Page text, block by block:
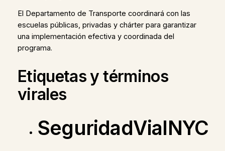
El Departamento de Transporte coordinará con las
escuelas públicas, privadas y chárter para garantizar
una implementación efectiva y coordinada del
programa.
Etiquetas y términos
virales
SeguridadVialNYC